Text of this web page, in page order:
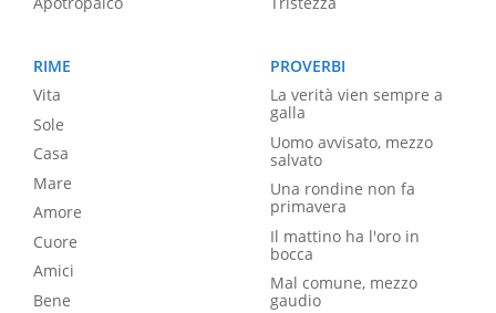
RIME
Vita
Sole
Casa
Mare
Amore
Cuore
Amici
Bene
PROVERBI
La verità vien sempre a
galla
Uomo avvisato, mezzo
salvato
Una rondine non fa
primavera
Il mattino ha l'oro in
bocca
Mal comune, mezzo
gaudio